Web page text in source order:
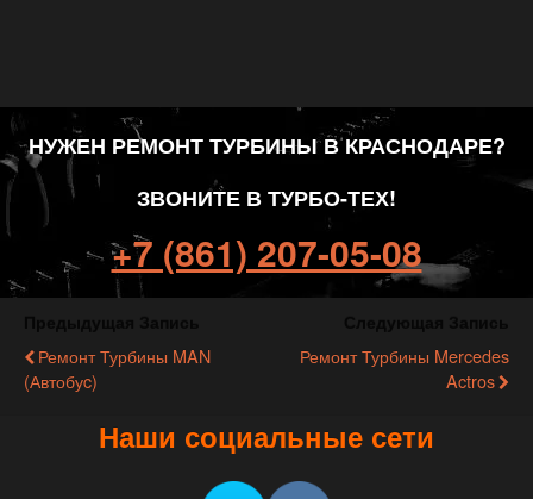
НУЖЕН РЕМОНТ ТУРБИНЫ В КРАСНОДАРЕ?
ЗВОНИТЕ В ТУРБО-ТЕХ!
+7 (861) 207-05-08
Ремонт Турбины MAN
(автобуc)
Ремонт Турбины Mercedes
Actros
Наши социальные сети